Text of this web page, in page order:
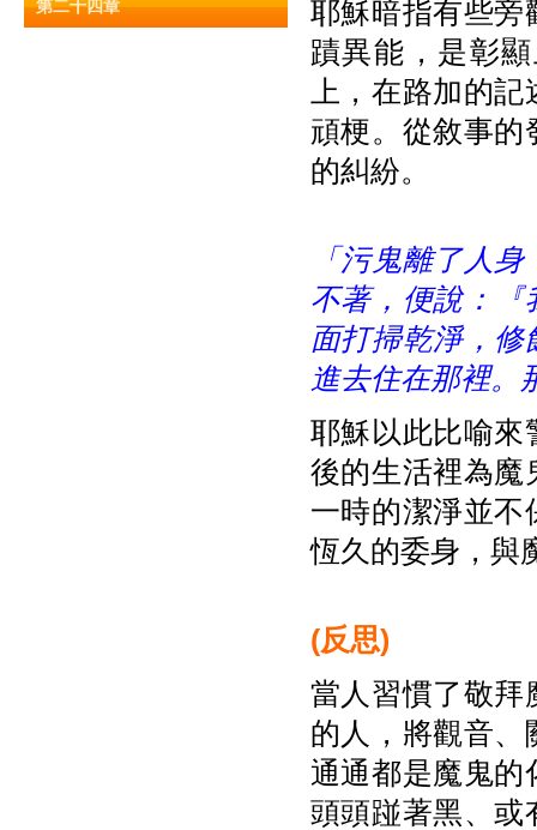
第二十四章
耶穌暗指有些旁
蹟異能，是彰
上，在路加的
頑梗。從敘事的
的糾紛。
「污鬼離了人
不著，便說：『
面打掃乾淨，
進去住在那裡。
耶穌以此比喻來
後的生活裡為魔
一時的潔淨並不
恆久的委身，與
(反思)
當人習慣了敬拜
的人，將觀音、
通通都是魔鬼的
頭頭踫著黑、或